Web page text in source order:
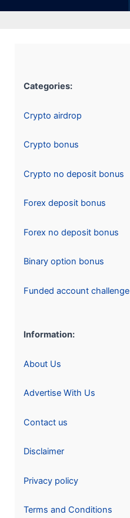
Categories:
Crypto airdrop
Crypto bonus
Crypto no deposit bonus
Forex deposit bonus
Forex no deposit bonus
Binary option bonus
Funded account challenge
Information:
About Us
Advertise With Us
Contact us
Disclaimer
Privacy policy
Terms and Conditions